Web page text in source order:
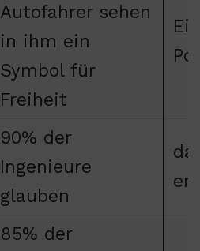
Autofahrer sehen
in ihm ein
Symbol für
Freiheit
90% der
Ingenieure
glauben
85% der